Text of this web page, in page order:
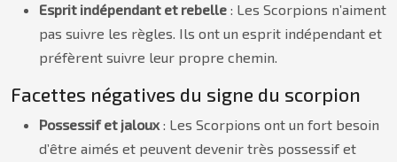
Esprit indépendant et rebelle : Les Scorpions n’aiment
pas suivre les règles. Ils ont un esprit indépendant et
préfèrent suivre leur propre chemin.
Facettes négatives du signe du scorpion
Possessif et jaloux : Les Scorpions ont un fort besoin
d’être aimés et peuvent devenir très possessif et